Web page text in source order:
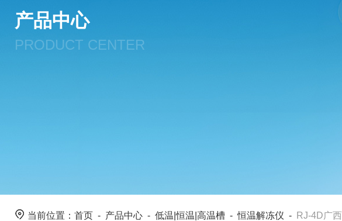
产品中心
PRODUCT CENTER
当前位置： 首页 - 产品中心 - 低温|恒温|高温槽 -恒温解冻仪 - RJ-4D广